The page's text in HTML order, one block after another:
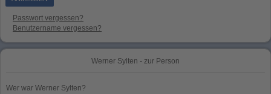
Passwort vergessen?
Benutzername vergessen?
Werner Sylten - zur Person
Wer war Werner Sylten?